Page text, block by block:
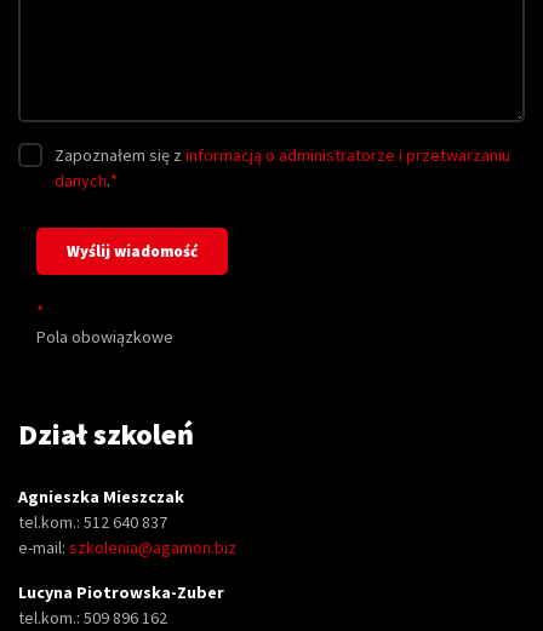
Zapoznałem się z informacją o administratorze i przetwarzaniu
danych.*
*
Pola obowiązkowe
Dział szkoleń
Agnieszka Mieszczak
tel.kom.: 512 640 837
e-mail: szkolenia@agamon.biz
Lucyna Piotrowska-Zuber
tel.kom.: 509 896 162